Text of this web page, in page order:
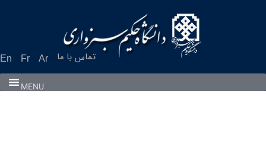
En Fr Ar تماس با ما
MENU